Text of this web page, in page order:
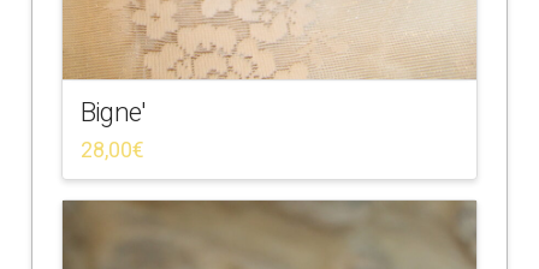
Bigne'
28,00€